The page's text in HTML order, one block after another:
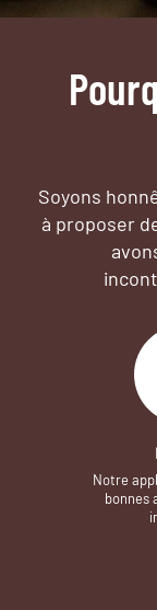
Soyons
à proposer
Notre
bonnes